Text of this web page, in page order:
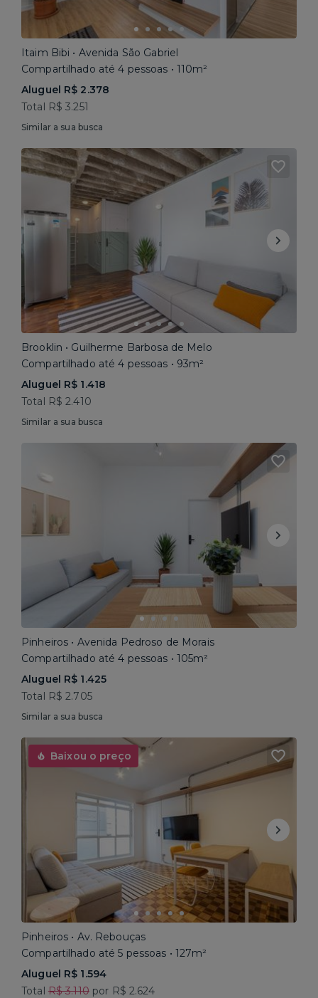
Itaim Bibi • Avenida São Gabriel
Compartilhado até 4 pessoas • 110m²
Aluguel R$ 2.378
Total R$ 3.251
Similar a sua busca
Brooklin • Guilherme Barbosa de Melo
Compartilhado até 4 pessoas • 93m²
Aluguel R$ 1.418
Total R$ 2.410
Similar a sua busca
Pinheiros • Avenida Pedroso de Morais
Compartilhado até 4 pessoas • 105m²
Aluguel R$ 1.425
Total R$ 2.705
Similar a sua busca
Baixou o preço
Pinheiros • Av. Rebouças
Compartilhado até 5 pessoas • 127m²
Aluguel R$ 1.594
Total R$ 3.110por R$ 2.624